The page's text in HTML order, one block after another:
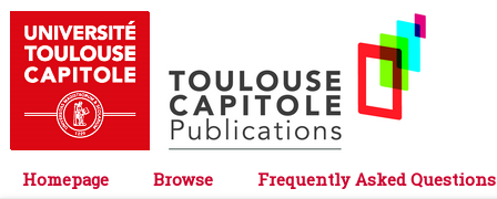
Homepage Browse
Frequently Asked Questions